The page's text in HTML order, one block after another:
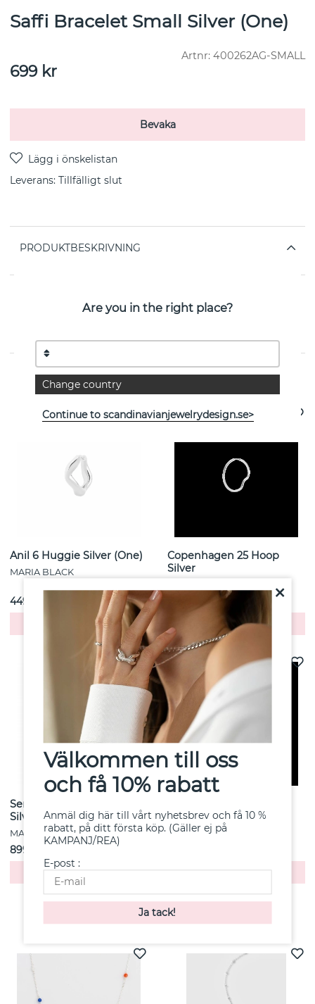
Saffi Bracelet Small Silver (One)
Artnr: 400262AG-SMALL
699kr
Bevaka
Leverans: Tillfälligt slut
PRODUKTBESKRIVNING
Se fler varor
Anil 6 Huggie Silver (One)
MARIA BLACK
449 kr
Copenhagen 25 Hoop
Silver
Köp
Sentiero Bracelet (S/M) -
Silver (One)
MARIA BLACK
899 kr
Köp
Goldplated Silver (One)
MARIA BLACK
Köp
Andra köpte även
Välkommen till oss
och få 10% rabatt
Anmäl dig här till vårt nyhetsbrev och få 10 %
rabatt, på ditt första köp. (Gäller ej på
KAMPANJ/REA)
E-post :
Are you in the right place?
Change country
Continue to scandinavianjewelrydesign.se>